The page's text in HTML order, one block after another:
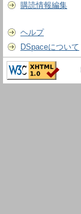
購読情報編集
ヘルプ
DSpaceについて